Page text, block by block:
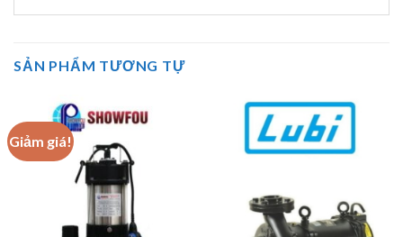
SẢN PHẨM TƯƠNG TỰ
Giảm giá!